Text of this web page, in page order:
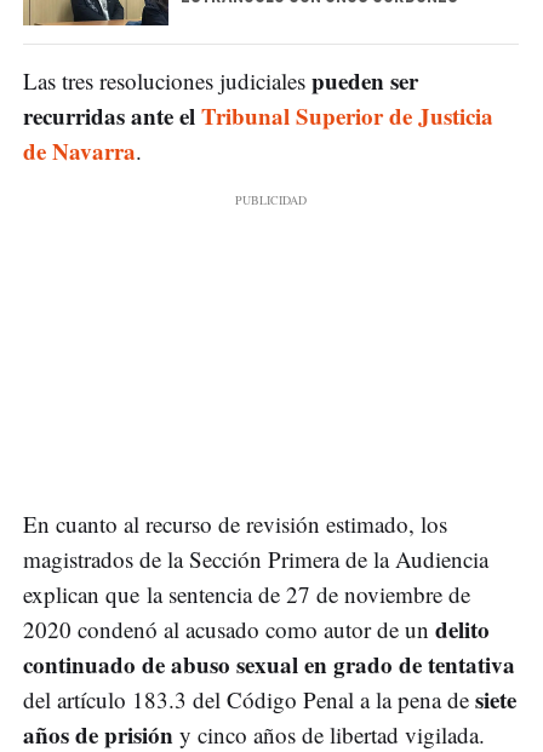
Las tres resoluciones judiciales pueden ser
recurridas ante elTribunal Superior de Justicia
de Navarra.
En cuanto al recurso de revisión estimado, los
magistrados de la Sección Primera de la Audiencia
explican que la sentencia de 27 de noviembre de
2020 condenó al acusado como autor de un delito
continuado de abuso sexual en grado de tentativa
del artículo 183.3 del Código Penal a la pena de siete
años de prisión y cinco años de libertad vigilada.